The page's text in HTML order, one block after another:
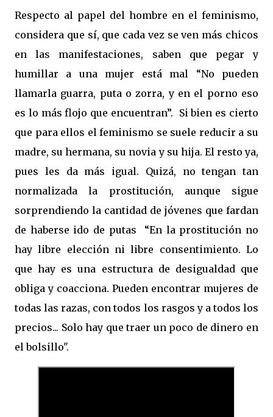
Respecto al papel del hombre en el feminismo,
considera que sí, que cada vez se ven más chicos
en las manifestaciones, saben que pegar y
humillar a una mujer está mal “No pueden
llamarla guarra, puta o zorra, y en el porno eso
es lo más flojo que encuentran”. Si bien es cierto
que para ellos el feminismo se suele reducir a su
madre, su hermana, su novia y su hija. El resto ya,
pues les da más igual. Quizá, no tengan tan
normalizada la prostitución, aunque sigue
sorprendiendo la cantidad de jóvenes que fardan
de haberse ido de putas
“En la prostitución no
hay libre elección ni libre consentimiento. Lo
que hay es una estructura de desigualdad que
obliga y coacciona. Pueden encontrar mujeres de
todas las razas, con todos los rasgos y a todos los
precios... Solo hay que traer un poco de dinero en
el bolsillo".